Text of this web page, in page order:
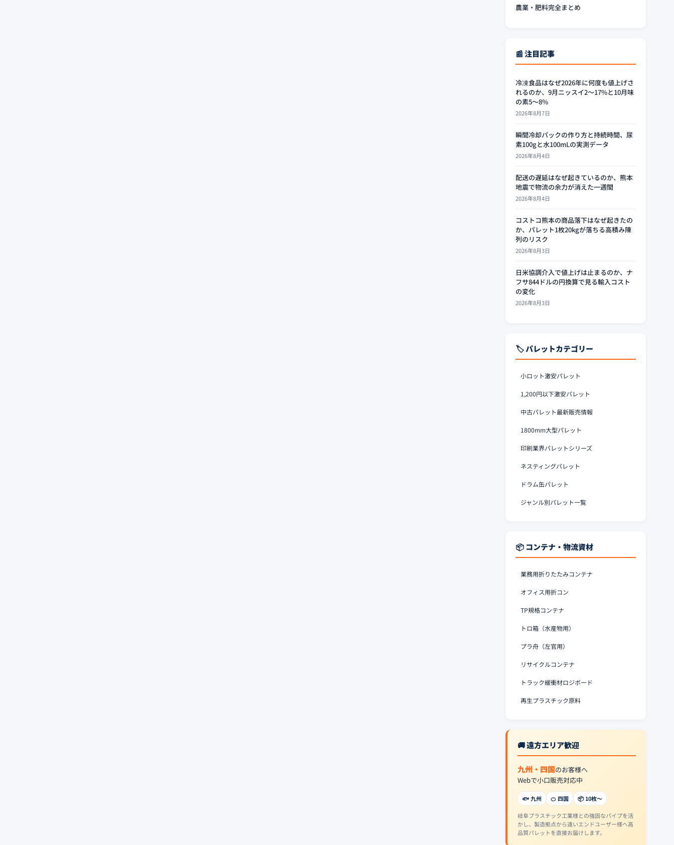
農業・肥料完全まとめ
📰 注目記事
冷凍食品はなぜ2026年に何度も値上げさ
れるのか、9月ニッスイ2〜17%と10月味
の素5〜8%
2026年8月7日
瞬間冷却パックの作り方と持続時間、尿
素100gと水100mLの実測データ
2026年8月4日
配送の遅延はなぜ起きているのか、熊本
地震で物流の余力が消えた一週間
2026年8月4日
コストコ熊本の商品落下はなぜ起きたの
か、パレット1枚20kgが落ちる高積み陳
列のリスク
2026年8月3日
日米協調介入で値上げは止まるのか、ナ
フサ844ドルの円換算で見る輸入コスト
の変化
2026年8月3日
🏷️ パレットカテゴリー
小ロット激安パレット
1,200円以下激安パレット
中古パレット最新販売情報
1800mm大型パレット
印刷業界パレットシリーズ
ネスティングパレット
ドラム缶パレット
ジャンル別パレット一覧
📦 コンテナ・物流資材
業務用折りたたみコンテナ
オフィス用折コン
TP規格コンテナ
トロ箱（水産物用）
プラ舟（左官用）
リサイクルコンテナ
トラック緩衝材ロジボード
再生プラスチック原料
🚚 遠方エリア歓迎
九州・四国のお客様へ
Webで小口販売対応中
🐟 九州 🍊 四国 📦 10枚〜
岐阜プラスチック工業様との強固なパイプを活
かし、製造拠点から遠いエンドユーザー様へ高
品質パレットを直接お届けします。